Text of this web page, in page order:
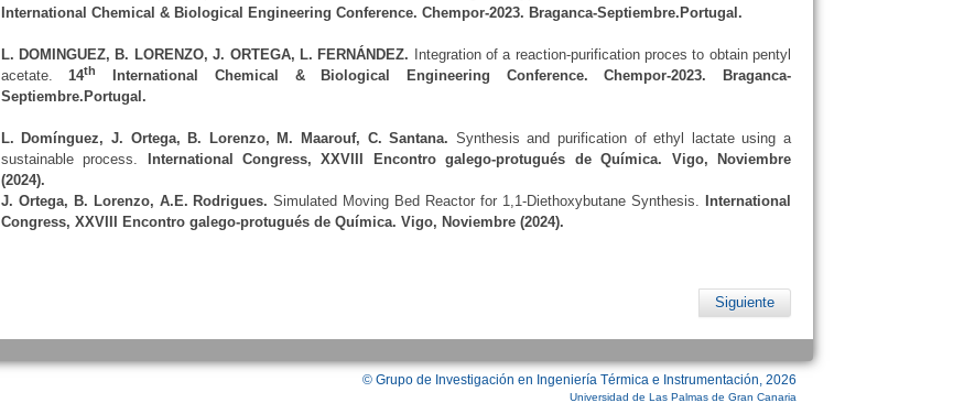
International Chemical & Biological Engineering Conference. Chempor-2023. Braganca-Septiembre.Portugal.
L. DOMINGUEZ, B. LORENZO, J. ORTEGA, L. FERNÁNDEZ. Integration of a reaction-purification proces to obtain pentyl
acetate.14th
International Chemical & Biological Engineering Conference. Chempor-2023. Braganca-
Septiembre.Portugal.
L. Domínguez, J. Ortega, B. Lorenzo, M. Maarouf, C. Santana. Synthesis and purification of ethyl lactate using a
sustainable process.
International Congress, XXVIII Encontro galego-protugués de Química. Vigo, Noviembre
(2024).
J. Ortega, B. Lorenzo, A.E. Rodrigues.Simulated Moving Bed Reactor for 1,1-Diethoxybutane Synthesis.
International
Congress, XXVIII Encontro galego-protugués de Química. Vigo, Noviembre (2024).
Siguiente
© Grupo de Investigación en Ingeniería Térmica e Instrumentación, 2026
Universidad de Las Palmas de Gran Canaria